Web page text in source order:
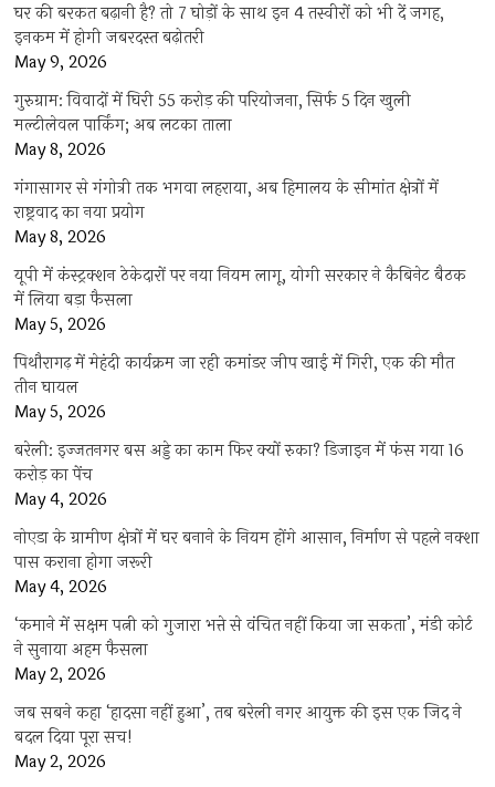
घर की बरकत बढ़ानी है? तो 7 घोड़ों के साथ इन 4 तस्वीरों को भी दें जगह,
इनकम में होगी जबरदस्त बढ़ोतरी
May 9, 2026
गुरुग्राम: विवादों में घिरी 55 करोड़ की परियोजना, सिर्फ 5 दिन खुली
मल्टीलेवल पार्किंग; अब लटका ताला
May 8, 2026
गंगासागर से गंगोत्री तक भगवा लहराया, अब हिमालय के सीमांत क्षेत्रों में
राष्ट्रवाद का नया प्रयोग
May 8, 2026
यूपी में कंस्ट्रक्शन ठेकेदारों पर नया नियम लागू, योगी सरकार ने कैबिनेट बैठक
में लिया बड़ा फैसला
May 5, 2026
पिथौरागढ़ में मेहंदी कार्यक्रम जा रही कमांडर जीप खाई में गिरी, एक की मौत
तीन घायल
May 5, 2026
बरेली: इज्जतनगर बस अड्डे का काम फिर क्यों रुका? डिजाइन में फंस गया 16
करोड़ का पेंच
May 4, 2026
नोएडा के ग्रामीण क्षेत्रों में घर बनाने के नियम होंगे आसान, निर्माण से पहले नक्शा
पास कराना होगा जरूरी
May 4, 2026
‘कमाने में सक्षम पत्नी को गुजारा भत्ते से वंचित नहीं किया जा सकता’, मंडी कोर्ट
ने सुनाया अहम फैसला
May 2, 2026
जब सबने कहा ‘हादसा नहीं हुआ’, तब बरेली नगर आयुक्त की इस एक जिद ने
बदल दिया पूरा सच!
May 2, 2026